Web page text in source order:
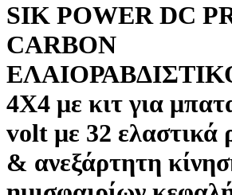
SIK POWER DC
CARBON
4X4 με κιτ για
volt με 32 ελαστικά
& ανεξάρτητη